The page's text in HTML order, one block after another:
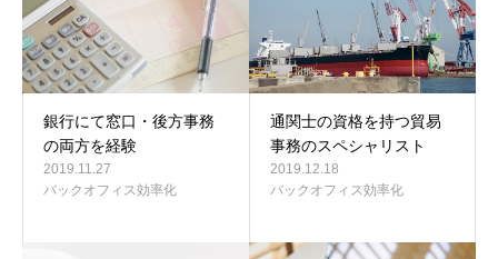
銀行にて窓口・後方事務
の両方を経験
2019.11.27
バックオフィス効率化
通関士の資格を持つ貿易
事務のスペシャリスト
2019.12.18
バックオフィス効率化